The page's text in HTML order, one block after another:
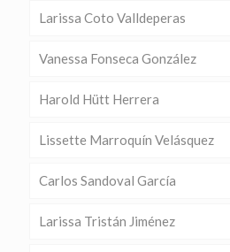
Larissa Coto Valldeperas
Vanessa Fonseca González
Harold Hütt Herrera
Lissette Marroquín Velásquez
Carlos Sandoval García
Larissa Tristán Jiménez